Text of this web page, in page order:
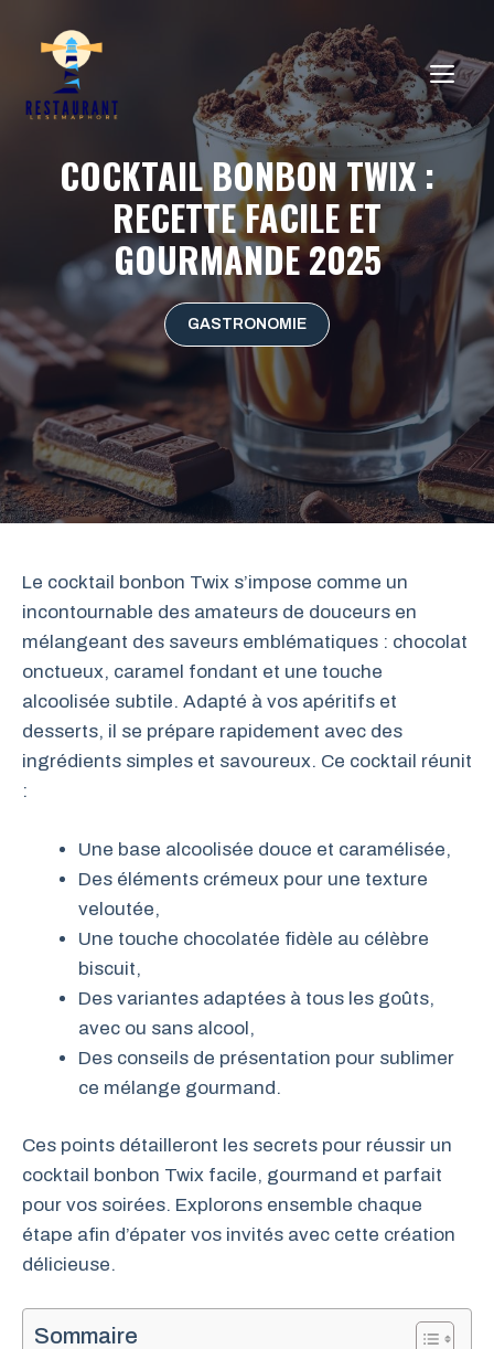
contenu
COCKTAIL BONBON TWIX :
RECETTE FACILE ET
GOURMANDE 2025
GASTRONOMIE
Le cocktail bonbon Twix s’impose comme un
incontournable des amateurs de douceurs en
mélangeant des saveurs emblématiques : chocolat
onctueux, caramel fondant et une touche
alcoolisée subtile. Adapté à vos apéritifs et
desserts, il se prépare rapidement avec des
ingrédients simples et savoureux. Ce cocktail réunit
:
Une base alcoolisée douce et caramélisée,
Des éléments crémeux pour une texture
veloutée,
Une touche chocolatée fidèle au célèbre
biscuit,
Des variantes adaptées à tous les goûts,
avec ou sans alcool,
Des conseils de présentation pour sublimer
ce mélange gourmand.
Ces points détailleront les secrets pour réussir un
cocktail bonbon Twix facile, gourmand et parfait
pour vos soirées. Explorons ensemble chaque
étape afin d’épater vos invités avec cette création
délicieuse.
Sommaire